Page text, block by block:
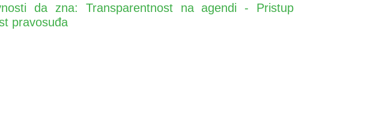
da zna: Transparentnost na agendi - Pristup
pravosuđa